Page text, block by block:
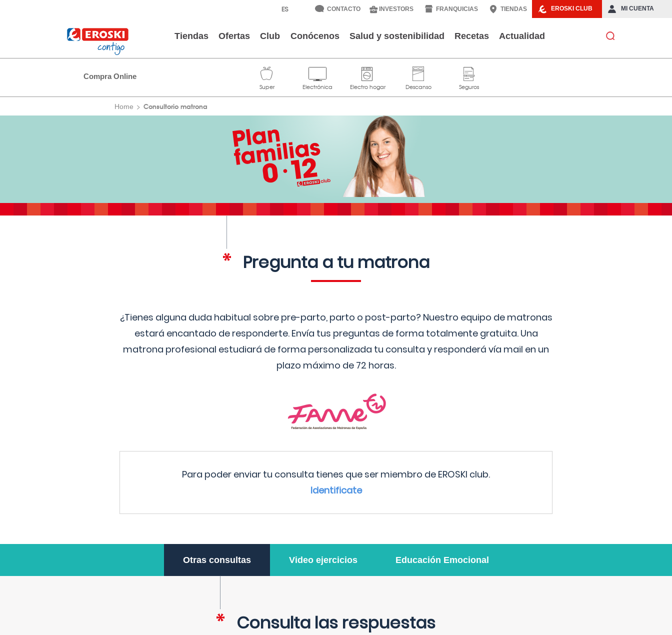
EROSKI CLUB MI CUENTA
CONTACTO INVESTORS FRANQUICIAS TIENDAS
Tiendas Ofertas Club Conócenos Salud y sostenibilidad Recetas Actualidad
Compra Online
Home Consultorio matrona
Pregunta a tu matrona
¿Tienes alguna duda habitual sobre pre-parto, parto o post-parto? Nuestro equipo de matronas
estará encantado de responderte. Envía tus preguntas de forma totalmente gratuita. Una
matrona profesional estudiará de forma personalizada tu consulta y responderá vía mail en un
plazo máximo de 72 horas.
Para poder enviar tu consulta tienes que ser miembro de EROSKI club.
Identificate
Otras consultas Video ejercicios Educación Emocional
Consulta las respuestas